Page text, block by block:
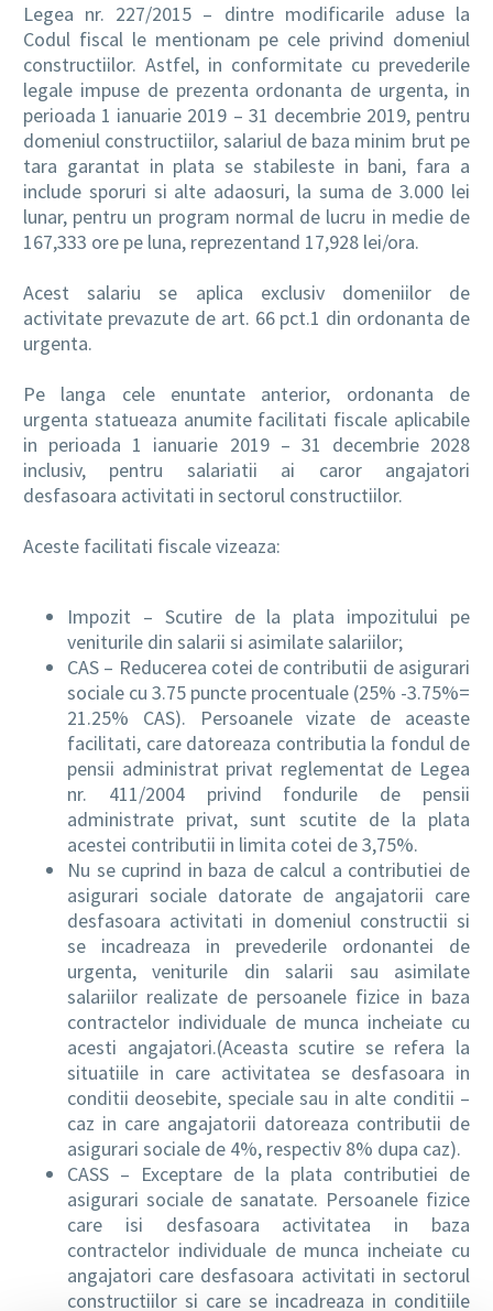
Legea nr. 227/2015 – dintre modificarile aduse la
Codul fiscal le mentionam pe cele privind domeniul
constructiilor. Astfel, in conformitate cu prevederile
legale impuse de prezenta ordonanta de urgenta, in
perioada 1 ianuarie 2019 – 31 decembrie 2019, pentru
domeniul constructiilor, salariul de baza minim brut pe
tara garantat in plata se stabileste in bani, fara a
include sporuri si alte adaosuri, la suma de 3.000 lei
lunar, pentru un program normal de lucru in medie de
167,333 ore pe luna, reprezentand 17,928 lei/ora.
Acest salariu se aplica exclusiv domeniilor de
activitate prevazute de art. 66 pct.1 din ordonanta de
urgenta.
Pe langa cele enuntate anterior, ordonanta de
urgenta statueaza anumite facilitati fiscale aplicabile
in perioada 1 ianuarie 2019 – 31 decembrie 2028
inclusiv, pentru salariatii ai caror angajatori
desfasoara activitati in sectorul constructiilor.
Aceste facilitati fiscale vizeaza:
Impozit – Scutire de la plata impozitului pe
veniturile din salarii si asimilate salariilor;
CAS – Reducerea cotei de contributii de asigurari
sociale cu 3.75 puncte procentuale (25% -3.75%=
21.25% CAS). Persoanele vizate de aceaste
facilitati, care datoreaza contributia la fondul de
pensii administrat privat reglementat de Legea
nr. 411/2004 privind fondurile de pensii
administrate privat, sunt scutite de la plata
acestei contributii in limita cotei de 3,75%.
Nu se cuprind in baza de calcul a contributiei de
asigurari sociale datorate de angajatorii care
desfasoara activitati in domeniul constructii si
se incadreaza in prevederile ordonantei de
urgenta, veniturile din salarii sau asimilate
salariilor realizate de persoanele fizice in baza
contractelor individuale de munca incheiate cu
acesti angajatori.(Aceasta scutire se refera la
situatiile in care activitatea se desfasoara in
conditii deosebite, speciale sau in alte conditii –
caz in care angajatorii datoreaza contributii de
asigurari sociale de 4%, respectiv 8% dupa caz).
CASS – Exceptare de la plata contributiei de
asigurari sociale de sanatate. Persoanele fizice
care isi desfasoara activitatea in baza
contractelor individuale de munca incheiate cu
angajatori care desfasoara activitati in sectorul
constructiilor si care se incadreaza in conditiile